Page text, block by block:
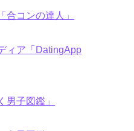
合コンの達人」
ィア「DatingApp
男子図鑑」